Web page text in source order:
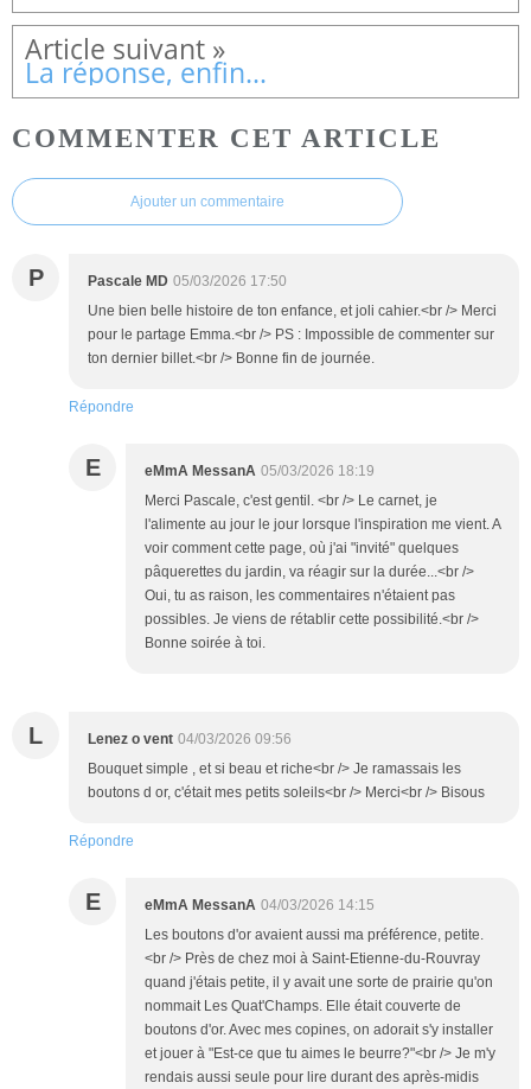
La réponse, enfin...
COMMENTER CET ARTICLE
Ajouter un commentaire
P Pascale MD 05/03/2026 17:50
Une bien belle histoire de ton enfance, et joli cahier.<br /> Merci
pour le partage Emma.<br /> PS : Impossible de commenter sur
ton dernier billet.<br /> Bonne fin de journée.
Répondre
E eMmA MessanA 05/03/2026 18:19
Merci Pascale, c'est gentil. <br /> Le carnet, je
l'alimente au jour le jour lorsque l'inspiration me vient. A
voir comment cette page, où j'ai "invité" quelques
pâquerettes du jardin, va réagir sur la durée...<br />
Oui, tu as raison, les commentaires n'étaient pas
possibles. Je viens de rétablir cette possibilité.<br />
Bonne soirée à toi.
L Lenez o vent 04/03/2026 09:56
Bouquet simple , et si beau et riche<br /> Je ramassais les
boutons d or, c'était mes petits soleils<br /> Merci<br /> Bisous
Répondre
E eMmA MessanA 04/03/2026 14:15
Les boutons d'or avaient aussi ma préférence, petite.
<br /> Près de chez moi à Saint-Etienne-du-Rouvray
quand j'étais petite, il y avait une sorte de prairie qu'on
nommait Les Quat'Champs. Elle était couverte de
boutons d'or. Avec mes copines, on adorait s'y installer
et jouer à "Est-ce que tu aimes le beurre?"<br /> Je m'y
rendais aussi seule pour lire durant des après-midis